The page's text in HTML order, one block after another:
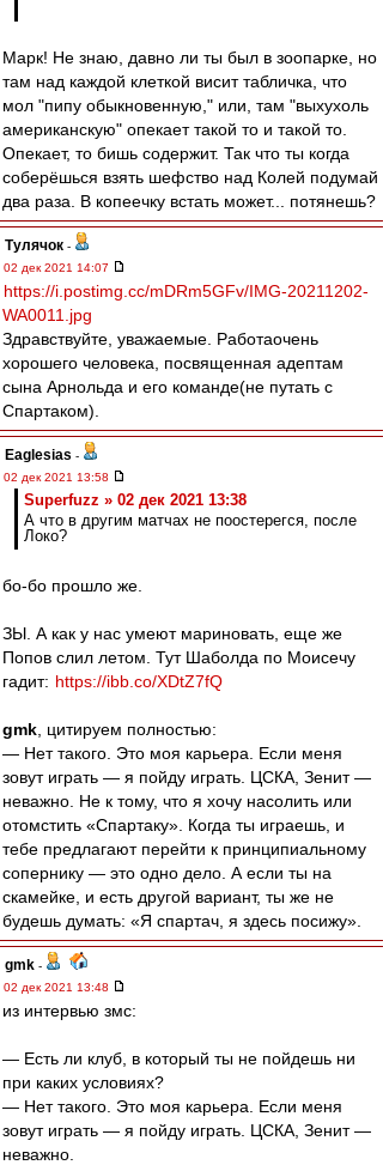
Марк! Не знаю, давно ли ты был в зоопарке, но
там над каждой клеткой висит табличка, что
мол "пипу обыкновенную," или, там "выхухоль
американскую" опекает такой то и такой то.
Опекает, то бишь содержит. Так что ты когда
соберёшься взять шефство над Колей подумай
два раза. В копеечку встать может... потянешь?
Тулячок -
02 дек 2021 14:07
https://i.postimg.cc/mDRm5GFv/IMG-20211202-
WA0011.jpg
Здравствуйте, уважаемые. Работаочень
хорошего человека, посвященная адептам
сына Арнольда и его команде(не путать с
Спартаком).
Eaglesias -
02 дек 2021 13:58
Superfuzz » 02 дек 2021 13:38
А что в другим матчах не поостерегся, после
Локо?
бо-бо прошло же.
ЗЫ. А как у нас умеют мариновать, еще же
Попов слил летом. Тут Шаболда по Моисечу
гадит: https://ibb.co/XDtZ7fQ
gmk , цитируем полностью:
— Нет такого. Это моя карьера. Если меня
зовут играть — я пойду играть. ЦСКА, Зенит —
неважно. Не к тому, что я хочу насолить или
отомстить «Спартаку». Когда ты играешь, и
тебе предлагают перейти к принципиальному
сопернику — это одно дело. А если ты на
скамейке, и есть другой вариант, ты же не
будешь думать: «Я спартач, я здесь посижу».
gmk -
02 дек 2021 13:48
из интервью змс:
— Есть ли клуб, в который ты не пойдешь ни
при каких условиях?
— Нет такого. Это моя карьера. Если меня
зовут играть — я пойду играть. ЦСКА, Зенит —
неважно.